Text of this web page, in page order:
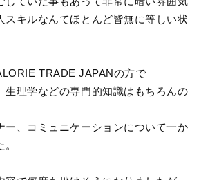
スキルなんてほとんど皆無に等しい状
TRADE JAPANの方で
生理学などの専門的知識はもちろんの
ー、コミュニケーションについて一か